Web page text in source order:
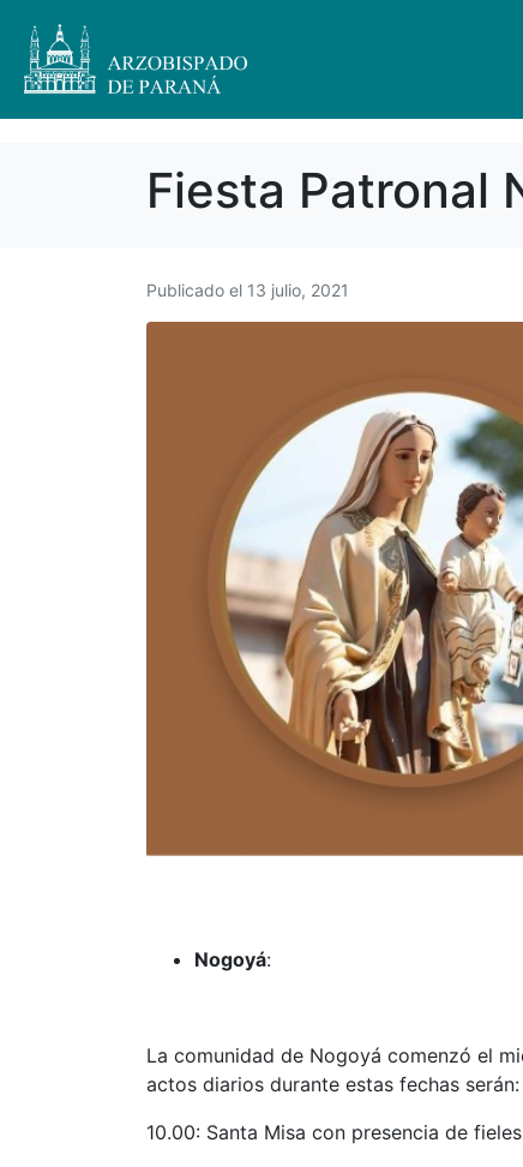
Fiesta Patronal
Publicado el 13 julio, 2021
Nogoyá:
La comunidad de Nogoyá comenzó el
actos diarios durante estas fechas serán:
10.00: Santa Misa con presencia de